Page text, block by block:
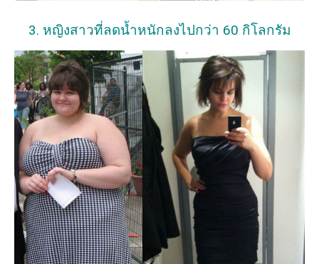
3. หญิงสาวที่ลดน้ำหนักลงไปกว่า 60 กิโลกรัม